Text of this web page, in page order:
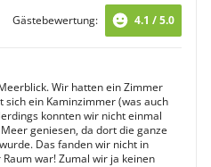
Gästebewertung: 4.1 / 5.0
Wir hatten ein Zimmer
sich ein Kaminzimmer (was auch
konnten wir nicht einmal
geniesen, da dort die ganze
Das fanden wir nicht in
war! Zumal wir ja keinen